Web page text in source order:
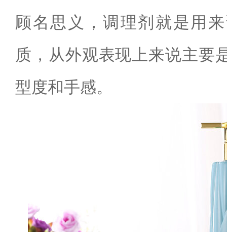
顾名思义，调理剂就是用
质，从外观表现上来说主要
型度和手感。